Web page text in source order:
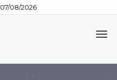
07/08/2026